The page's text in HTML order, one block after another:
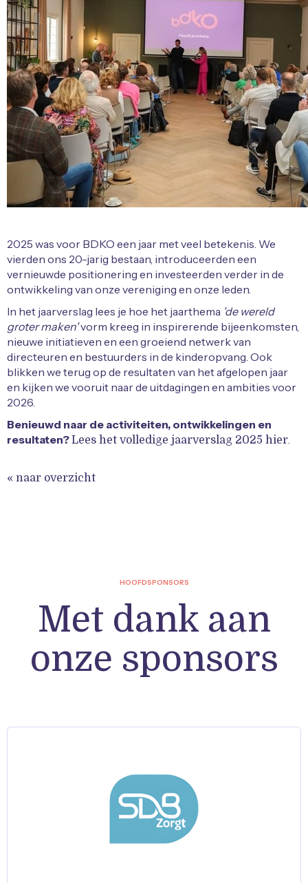
2025 was voor BDKO een jaar met veel betekenis. We
vierden ons 20-jarig bestaan, introduceerden een
vernieuwde positionering en investeerden verder in de
ontwikkeling van onze vereniging en onze leden.
In het jaarverslag lees je hoe het jaarthema 'de wereld
groter maken'vorm kreeg in inspirerende bijeenkomsten,
nieuwe initiatieven en een groeiend netwerk van
directeuren en bestuurders in de kinderopvang. Ook
blikken we terug op de resultaten van het afgelopen jaar
en kijken we vooruit naar de uitdagingen en ambities voor
2026.
Benieuwd naar de activiteiten, ontwikkelingen en
resultaten?Lees het volledige jaarverslag 2025 hier.
« naar overzicht
HOOFDSPONSORS
Met dank aan
onze sponsors